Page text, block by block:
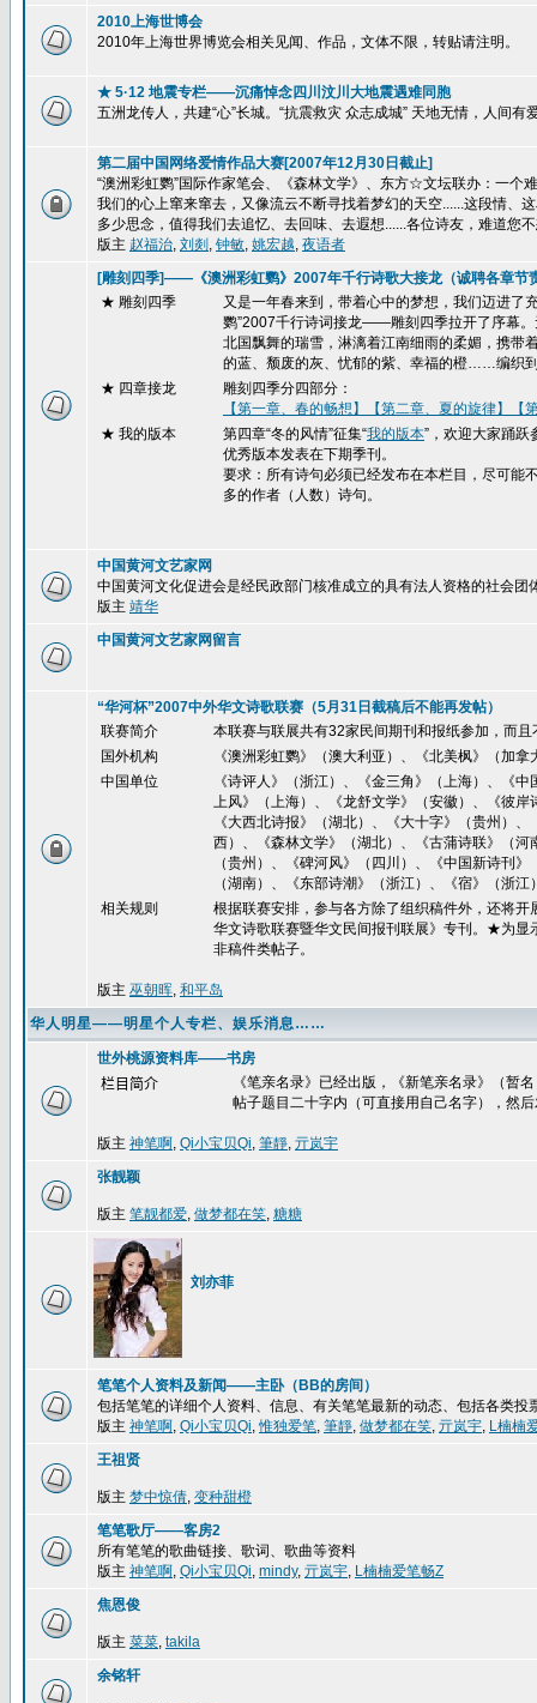
2010上海世博会
2010年上海世界博览会相关见闻、作品，文体不限，转贴请注明。
★ 5·12 地震专栏——沉痛悼念四川汶川大地震遇难同胞
五洲龙传人，共建“心”长城。“抗震救灾 众志成城” 天地无情，人间
第二届中国网络爱情作品大赛[2007年12月30日截止]
“澳洲彩虹鹦”国际作家笔会、《森林文学》、东方☆文坛联办：一个
我们的心上窜来窜去，又像流云不断寻找着梦幻的天空......这段情、
多少思念，值得我们去追忆、去回味、去遐想......各位诗友，难道您
版主 赵福治, 刘剡 , 钟敏, 姚宏越, 夜语者
[雕刻四季]——《澳洲彩虹鹦》2007年千行诗歌大接龙（诚聘各章节
★ 雕刻四季
又是一年春来到，带着心中的梦想，我们迈进了
鹦”2007千行诗词接龙——雕刻四季拉开了序幕
北国飘舞的瑞雪，淋漓着江南细雨的柔媚，携
的蓝、颓废的灰、忧郁的紫、幸福的橙……编织
★ 四章接龙
雕刻四季分四部分：
【第一章、春的畅想】
【第二章、夏的旋律】
【
★ 我的版本
第四章“冬的风情”征集“我的版本”，欢迎大家踊
优秀版本发表在下期季刊。
要求：所有诗句必须已经发布在本栏目，尽可能
多的作者（人数）诗句。
中国黄河文艺家网
中国黄河文化促进会是经民政部门核准成立的具有法人资格的社会
版主 靖华
中国黄河文艺家网留言
“华河杯”2007中外华文诗歌联赛（5月31日截稿后不能再发帖）
联赛简介
本联赛与联展共有32家民间期刊和报纸参加，而
国外机构
《澳洲彩虹鹦》（澳大利亚）、《北美枫》（加
中国单位
《诗评人》（浙江）、《金三角》（上海）、《
上风》（上海）、《龙舒文学》（安徽）、《彼
《大西北诗报》（湖北）、《大十字》（贵州）
西）、《森林文学》（湖北）、《古蒲诗联》（
（贵州）、《碑河风》（四川）、《中国新诗刊
（湖南）、《东部诗潮》（浙江）、《宿》（浙
相关规则
根据联赛安排，参与各方除了组织稿件外，还将
华文诗歌联赛暨华文民间报刊联展》专刊。★为显
非稿件类帖子。
版主 巫朝晖, 和平岛
华人明星——明星个人专栏、娱乐消息……
世外桃源资料库——书房
栏目简介
《笔亲名录》已经出版，《新笔亲名录》（暂
帖子题目二十字内（可直接用自己名字），然
版主 神笔啊, Qi小宝贝Qi, 筆靜, 亓岚宇
张靓颖
版主 笔靓都爱, 做梦都在笑, 糖糖
刘亦菲
笔笔个人资料及新闻——主卧（BB的房间）
包括笔笔的详细个人资料、信息、有关笔笔最新的动态、包括各类
版主 神笔啊, Qi小宝贝Qi,惟独爱笔, 筆靜, 做梦都在笑, 亓岚宇, L楠楠
王祖贤
版主 梦中惊倩, 变种甜橙
笔笔歌厅——客房2
所有笔笔的歌曲链接、歌词、歌曲等资料
版主 神笔啊, Qi小宝贝Qi, mindy, 亓岚宇, L楠楠爱笔畅Z
焦恩俊
版主 菜菜, takila
余铭轩